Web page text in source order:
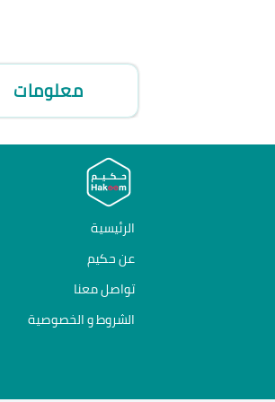
معلومات
الرئيسية
عن حكيم
تواصل معنا
الشروط و الخصوصية